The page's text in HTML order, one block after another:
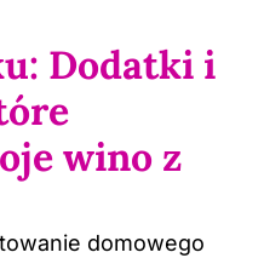
Dodatki i
wino z
domowego